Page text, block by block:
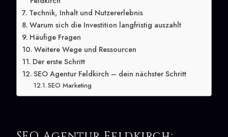
Technik, Inhalt und Nutzererlebnis
Warum sich die Investition langfristig auszahlt
Häufige Fragen
Weitere Wege und Ressourcen
Der erste Schritt
SEO Agentur Feldkirch – dein nächster Schritt
SEO Marketing